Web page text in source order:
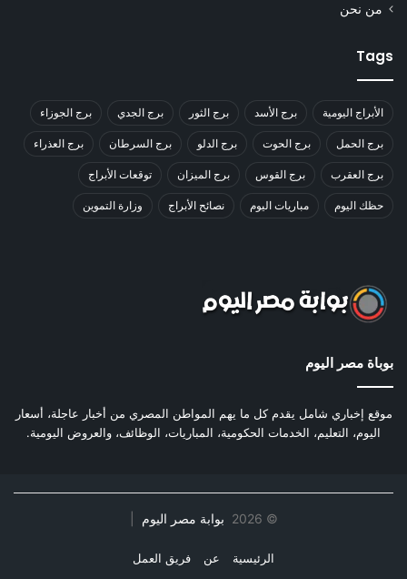
من نحن
Tags
الأبراج اليومية برج الأسد برج الثور برج الجدي برج الجوزاء
برج الحمل برج الحوت برج الدلو برج السرطان برج العذراء
برج العقرب برج القوس برج الميزان توقعات الأبراج
حظك اليوم مباريات اليوم نصائح الأبراج وزارة التموين
بوباة مصر اليوم
موقع إخباري شامل يقدم كل ما يهم المواطن المصري من أخبار عاجلة، أسعار
اليوم، التعليم، الخدمات الحكومية، المباريات، الوظائف، والعروض اليومية.
©
2026 بوابة مصر اليوم
الرئيسية عن فريق العمل